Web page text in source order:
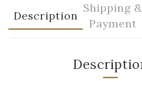
Description
Shipping &
Payment